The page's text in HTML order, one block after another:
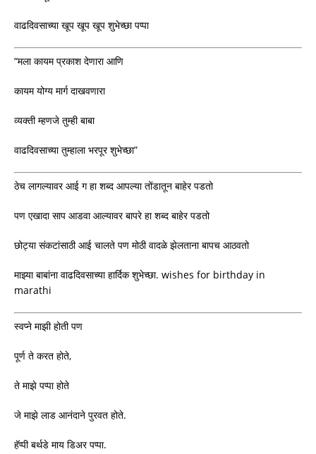
वाढदिवसाच्या खूप खूप खूप शुभेच्छा पप्पा
“मला कायम प्रकाश देणारा आणि
कायम योग्य मार्ग दाखवणारा
व्यक्ती म्हणजे तुम्ही बाबा
वाढदिवसाच्या तुम्हाला भरपूर शुभेच्छा”
ठेच लागल्यावर आई ग हा शब्द आपल्या तोंडातून बाहेर पडतो
पण एखादा साप आडवा आल्यावर बापरे हा शब्द बाहेर पडतो
छोट्या संकटांसाठी आई चालते पण मोठी वादळे झेलताना बापच आठवतो
माझ्या बाबांना वाढदिवसाच्या हार्दिक शुभेच्छा. wishes for birthday in
marathi
स्वप्ने माझी होती पण
पूर्ण ते करत होते,
ते माझे पप्पा होते
जे माझे लाड आनंदाने पुरवत होते.
हॅप्पी बर्थडे माय डिअर पप्पा.